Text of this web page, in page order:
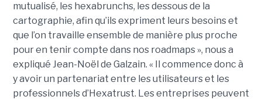
mutualisé, les hexabrunchs, les dessous de la
cartographie, afin qu’ils expriment leurs besoins et
que l’on travaille ensemble de manière plus proche
pour en tenir compte dans nos roadmaps », nous a
expliqué Jean-Noël de Galzain. « Il commence donc à
y avoir un partenariat entre les utilisateurs et les
professionnels d’Hexatrust. Les entreprises peuvent